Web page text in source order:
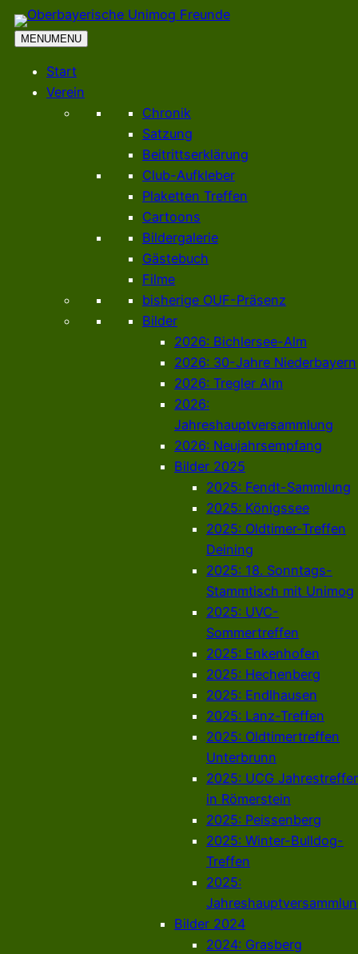
MENUMENU
Start
Verein
Chronik
Satzung
Beitrittserklärung
Club-Aufkleber
Plaketten Treffen
Cartoons
Bildergalerie
Gästebuch
Filme
bisherige OUF-Präsenz
Bilder
2026: Bichlersee-Alm
2026: 30-Jahre Niederbayern
2026: Tregler Alm
2026:
Jahreshauptversammlung
2026: Neujahrsempfang
Bilder 2025
2025: Fendt-Sammlung
2025: Königssee
2025: Oldtimer-Treffen
Deining
2025: 18. Sonntags-
Stammtisch mit Unimog
2025: UVC-
Sommertreffen
2025: Enkenhofen
2025: Hechenberg
2025: Endlhausen
2025: Lanz-Treffen
2025: Oldtimertreffen
Unterbrunn
2025: UCG
in Römerstein
2025: Peissenberg
2025: Winter-Bulldog-
Treffen
2025:
Bilder 2024
2024: Grasberg